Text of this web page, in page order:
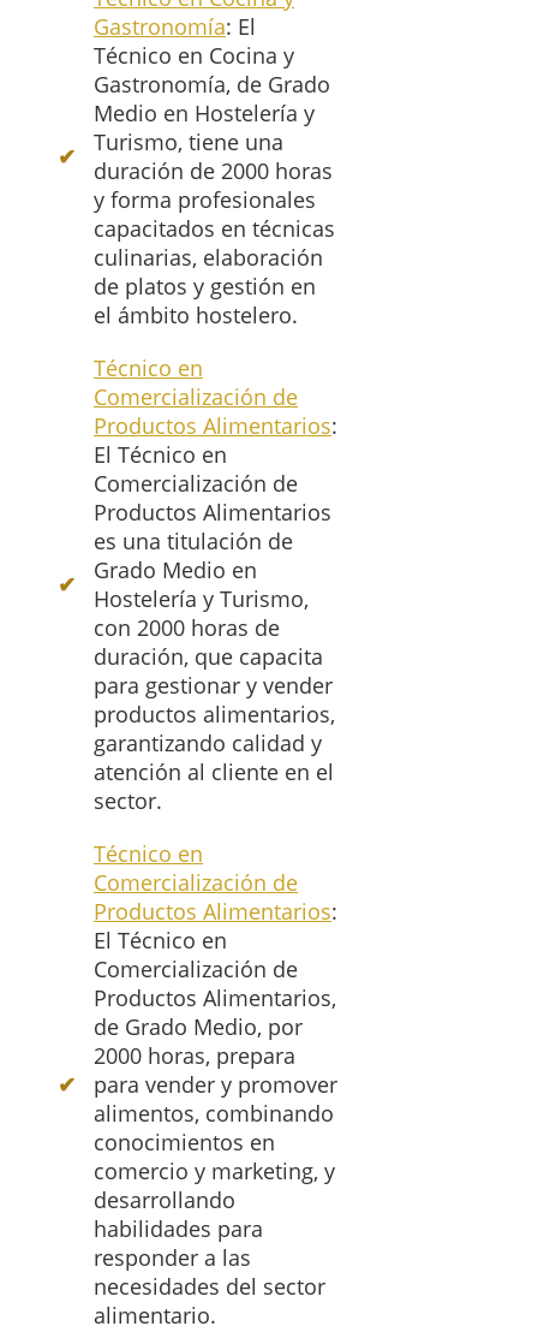
Gastronomía: El
Técnico en Cocina y
Gastronomía, de Grado
Medio en Hostelería y
Turismo, tiene una
duración de 2000 horas
y forma profesionales
capacitados en técnicas
culinarias, elaboración
de platos y gestión en
el ámbito hostelero.
Técnico en
Comercialización de
Productos Alimentarios:
El Técnico en
Comercialización de
Productos Alimentarios
es una titulación de
Grado Medio en
Hostelería y Turismo,
con 2000 horas de
duración, que capacita
para gestionar y vender
productos alimentarios,
garantizando calidad y
atención al cliente en el
sector.
Técnico en
Comercialización de
Productos Alimentarios:
El Técnico en
Comercialización de
Productos Alimentarios,
de Grado Medio, por
2000 horas, prepara
para vender y promover
alimentos, combinando
conocimientos en
comercio y marketing, y
desarrollando
habilidades para
responder a las
necesidades del sector
alimentario.